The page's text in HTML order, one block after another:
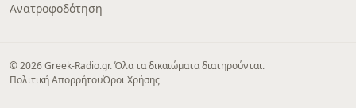
Ανατροφοδότηση
© 2026 Greek-Radio.gr. Όλα τα δικαιώματα διατηρούνται.
Πολιτική ΑπορρήτουΌροι Χρήσης